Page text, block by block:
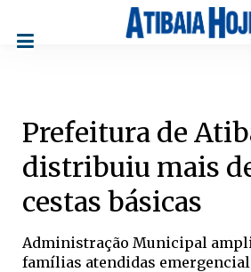
Prefeitura de
distribuiu mais
cestas básicas
Administração Municipal
famílias atendidas